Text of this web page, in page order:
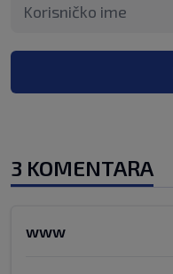
3 KOMENTARA
www